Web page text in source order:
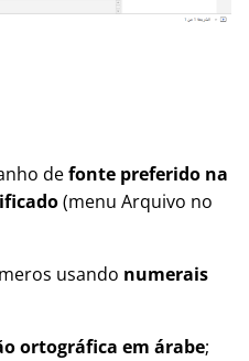
defonte preferido na
(menu Arquivo no
usando numerais
ortográfica em árabe;